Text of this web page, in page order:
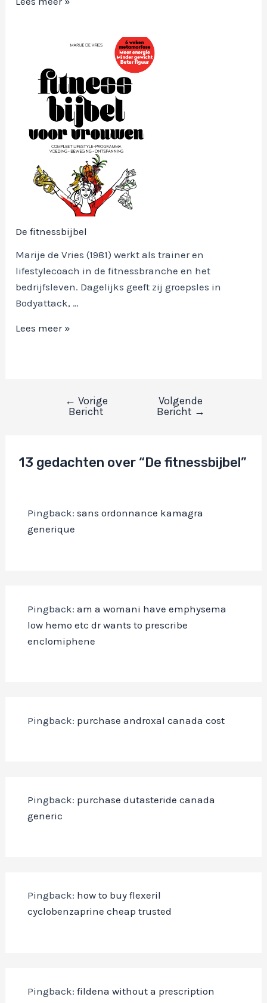
De fitnessbijbel
Marije de Vries (1981) werkt als trainer en
lifestylecoach in de fitnessbranche en het
bedrijfsleven. Dagelijks geeft zij groepsles in
Bodyattack, …
De
Lees meer »
Bericht
navigatie
← Vorige
Bericht
Volgende
Bericht →
13 gedachten over “De fitnessbijbel”
Pingback: sans ordonnance kamagra
generique
Pingback: am a womani have emphysema
low hemo etc dr wants to prescribe
enclomiphene
Pingback: purchase androxal canada cost
Pingback: purchase dutasteride canada
generic
Pingback: how to buy flexeril
cyclobenzaprine cheap trusted
Pingback: fildena without a prescription